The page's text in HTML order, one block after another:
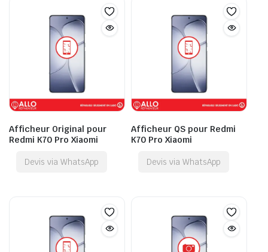
Afficheur Original pour
Redmi K70 Pro Xiaomi
Devis via WhatsApp
Afficheur QS pour Redmi
K70 Pro Xiaomi
Devis via WhatsApp